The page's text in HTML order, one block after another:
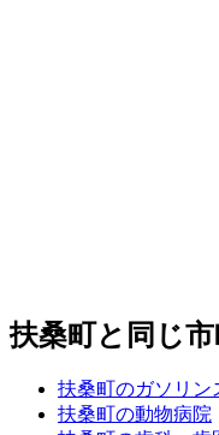
扶桑町と同じ
扶桑町のガソリン
扶桑町の動物病院